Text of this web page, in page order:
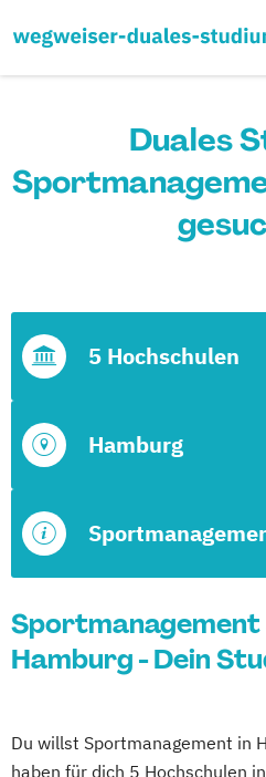
Duales
Hamburg
5 Hochschulen
Sportmanagement
Hamburg - Dein
Du willst Sportmanagement in
haben für dich 5 Hochschulen